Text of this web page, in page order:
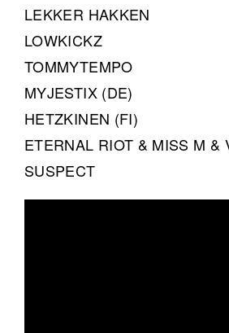
LEKKER HAKKEN
LOWKICKZ
TOMMYTEMPO
MYJESTIX (DE)
HETZKINEN (FI)
ETERNAL RIOT & MISS M &
SUSPECT